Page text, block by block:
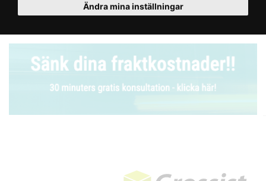
Ändra mina inställningar